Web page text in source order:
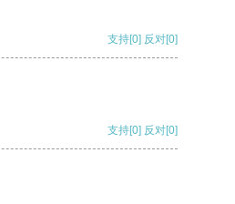
支持[0] 反对[0]
支持[0] 反对[0]